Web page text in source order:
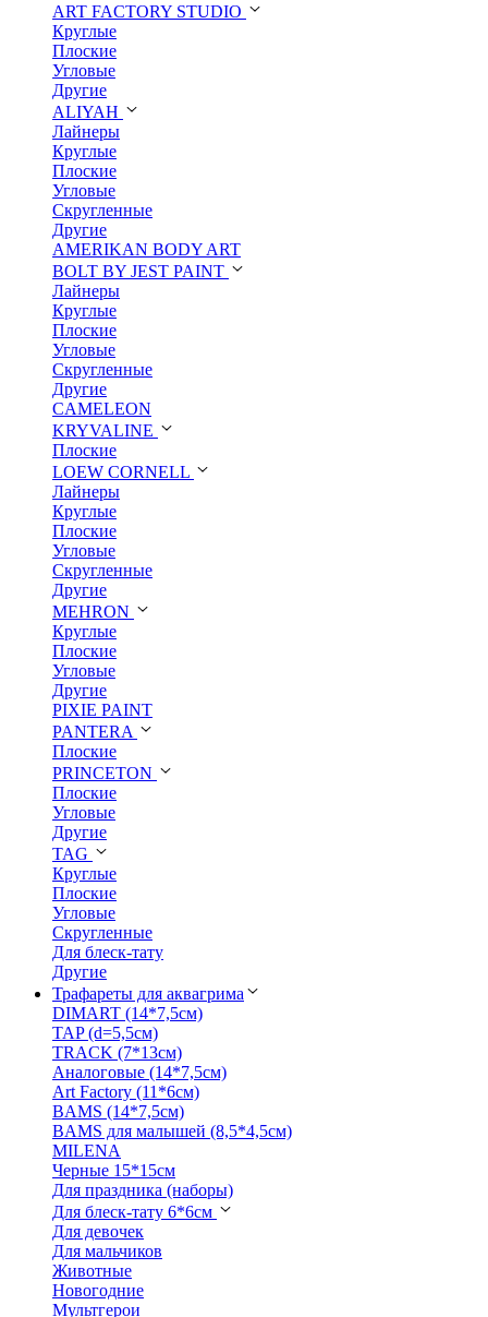
ART FACTORY STUDIO
Круглые
Плоские
Угловые
Другие
ALIYAH
Лайнеры
Круглые
Плоские
Угловые
Скругленные
Другие
AMERIKAN BODY ART
BOLT BY JEST PAINT
Лайнеры
Круглые
Плоские
Угловые
Скругленные
Другие
CAMELEON
KRYVALINE
Плоские
LOEW CORNELL
Лайнеры
Круглые
Плоские
Угловые
Скругленные
Другие
MEHRON
Круглые
Плоские
Угловые
Другие
PIXIE PAINT
PANTERA
Плоские
PRINCETON
Плоские
Угловые
Другие
TAG
Круглые
Плоские
Угловые
Скругленные
Для блеск-тату
Другие
Трафареты для аквагрима
DIMART (14*7,5см)
TAP (d=5,5см)
TRACK (7*13см)
Аналоговые (14*7,5см)
Art Factory (11*6см)
BAMS (14*7,5см)
BAMS для малышей (8,5*4,5см)
MILENA
Черные 15*15см
Для праздника (наборы)
Для блеск-тату 6*6см
Для девочек
Для мальчиков
Животные
Новогодние
Мультгерои